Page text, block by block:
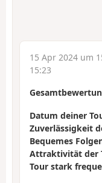
15 Apr 2024 um
15:23
Datum deiner
Zuverlässigkeit
Bequemes
Attraktivität der
Tour stark